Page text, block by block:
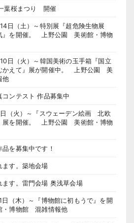
葉桜まつり 開催
日（土）～特別展『超危険生物展
』を開催。 上野公園 美術館・博物
日（火）～韓国美術の玉手箱『国立
かえて』展が開催中。 上野公園 美
他
ンテスト 作品募集中
（火）～『スウェーデン絵画 北欧
展を開催。 上野公園 美術館・博物
を募集中です！
ます。築地会場
す。雷門会場 奥浅草会場
（木）～『博物館に初もうで』を開
博物館 混雑情報他